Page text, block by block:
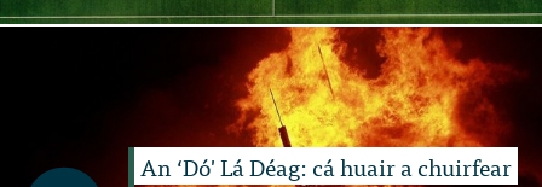
An ‘Dó' Lá Déag: cá huair a chuirfear